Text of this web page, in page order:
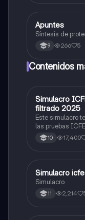
Biologia
Apuntes
Síntesis de
9 266 5
Contenidos
ICFES:
Simulacro
filtrado 2025
Este simulacro
las pruebas
500/500. Y
quieras,
10 17,400
ICFES: Lectura
Simulacro
Simulacro
11 2,214